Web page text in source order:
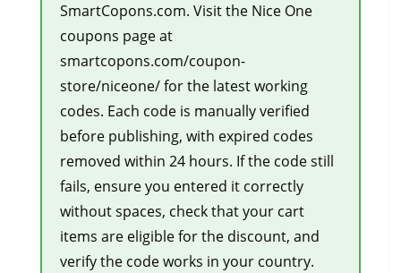
SmartCopons.com. Visit the Nice One
coupons page at
smartcopons.com/coupon-
store/niceone/ for the latest working
codes. Each code is manually verified
before publishing, with expired codes
removed within 24 hours. If the code still
fails, ensure you entered it correctly
without spaces, check that your cart
items are eligible for the discount, and
verify the code works in your country.